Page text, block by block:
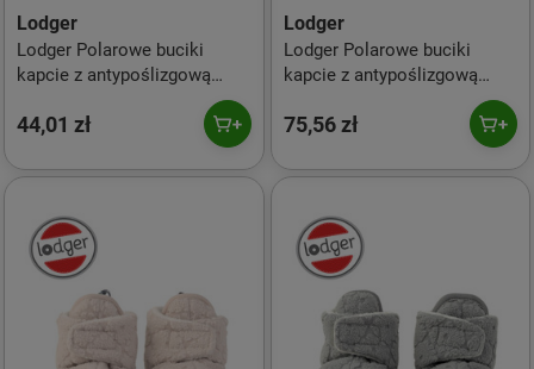
Lodger
Lodger Polarowe buciki
kapcie z antypoślizgową
podeszwą brązowe Fleece
Buffalo 6-12 m
44,01 zł
Lodger
Lodger Polarowe buciki
kapcie z antypoślizgową
Fleece Birch 12-18 m
75,56 zł